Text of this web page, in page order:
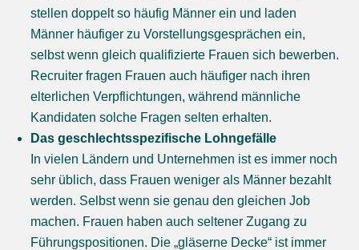
stellen doppelt so häufig Männer ein und laden
Männer häufiger zu Vorstellungsgesprächen ein,
selbst wenn gleich qualifizierte Frauen sich bewerben.
Recruiter fragen Frauen auch häufiger nach ihren
elterlichen Verpflichtungen, während männliche
Kandidaten solche Fragen selten erhalten.
Das geschlechtsspezifische Lohngefälle
In vielen Ländern und Unternehmen ist es immer noch
sehr üblich, dass Frauen weniger als Männer bezahlt
werden. Selbst wenn sie genau den gleichen Job
machen. Frauen haben auch seltener Zugang zu
Führungspositionen. Die „gläserne Decke“ ist immer